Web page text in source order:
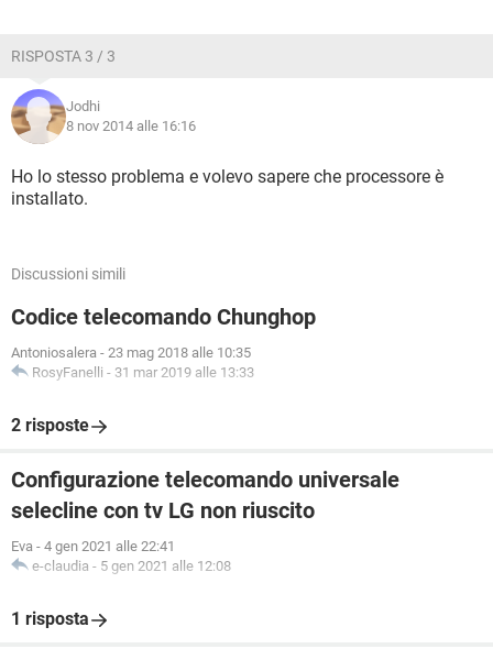
RISPOSTA 3 / 3
Jodhi
8 nov 2014 alle 16:16
Ho lo stesso problema e volevo sapere che processore è
installato.
Discussioni simili
Codice telecomando Chunghop
Antoniosalera - 23 mag 2018 alle 10:35
RosyFanelli - 31 mar 2019 alle 13:33
2 risposte
Configurazione telecomando universale
selecline con tv LG non riuscito
Eva - 4 gen 2021 alle 22:41
e-claudia - 5 gen 2021 alle 12:08
1 risposta